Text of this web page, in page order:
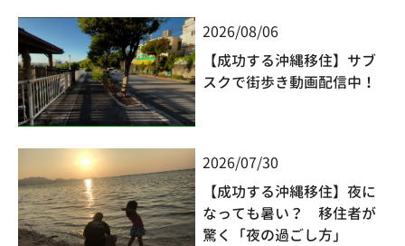
2026/08/06
【成功する沖縄移住】サブ
スクで街歩き動画配信中！
2026/07/30
【成功する沖縄移住】夜に
なっても暑い？ 移住者が
驚く「夜の過ごし方」